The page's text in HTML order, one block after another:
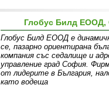
Глобус Билд
Глобус Билд ЕООД е
се, пазарно ориентирана
компания със седалище и
управление град София.
от лидерите в България,
като водеща